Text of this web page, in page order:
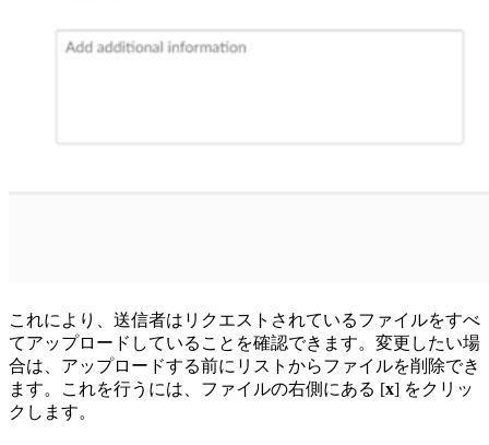
これにより、送信者はリクエストされているファイルをすべ
てアップロードしていることを確認できます。変更したい場
合は、アップロードする前にリストからファイルを削除でき
ます。これを行うには、ファイルの右側にある [x] をクリッ
クします。